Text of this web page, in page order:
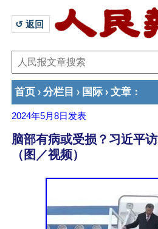
↺ 返回
首页 › 分栏目 › 国际 › 文章 ：
2024年5月8日 发表
脑部有病或受损？习近平
（图／视频）